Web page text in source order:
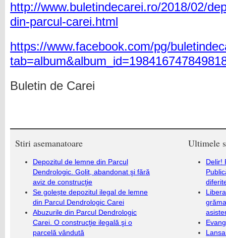
http://www.buletindecarei.ro/2018/02/
din-parcul-carei.html
https://www.facebook.com/pg/
Buletin de Carei
Stiri asemanatoare
Depozitul de lemne din Parcul
Dendrologic. Golit, abandonat şi fără
aviz de construcţie
Se golește depozitul ilegal de lemne
din Parcul Dendrologic Carei
Abuzurile din Parcul Dendrologic
Carei. O construcţie ilegală şi o
parcelă vândută
Ultimele
Delir!